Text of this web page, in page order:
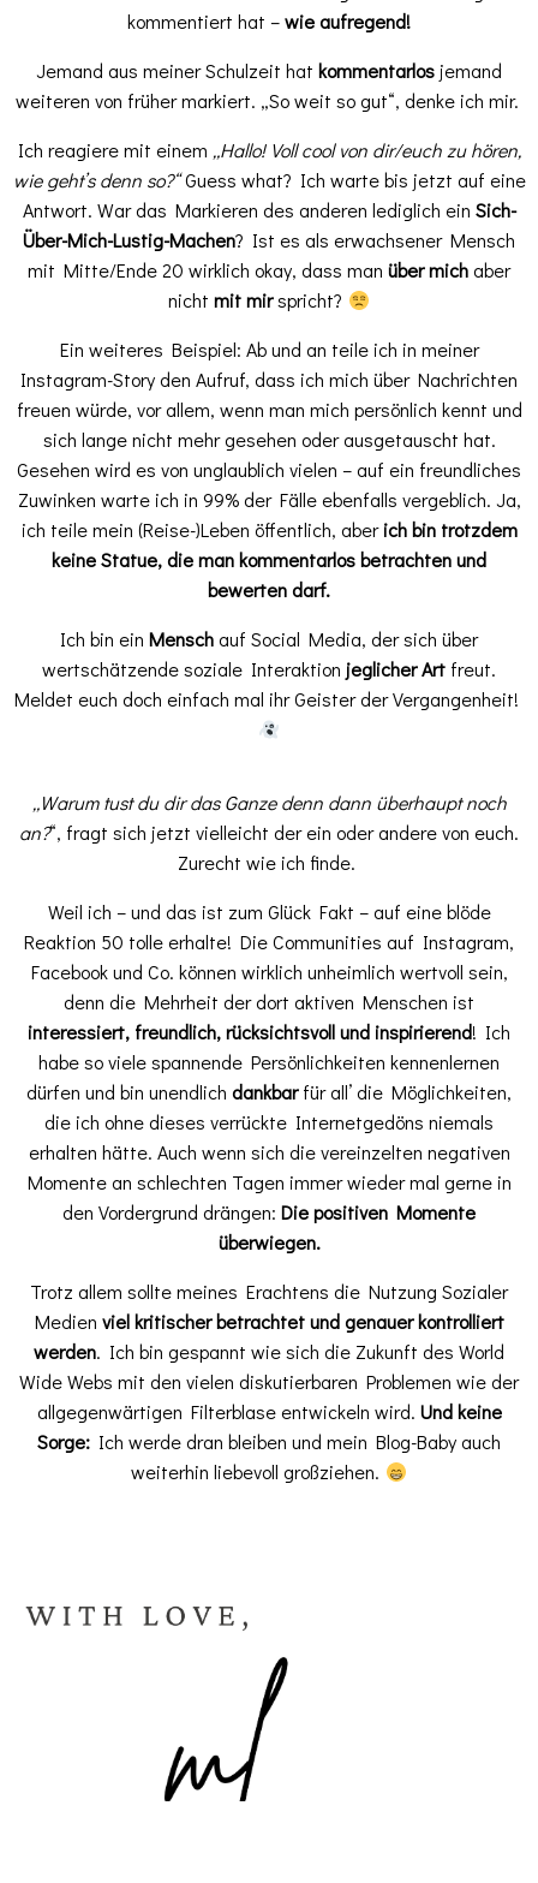
kommentiert hat –wie aufregend!
Jemand aus meiner Schulzeit hat kommentarlos jemand
weiteren von früher markiert. „So weit so gut“, denke ich mir.
Ich reagiere mit einem „Hallo! Voll cool von dir/euch zu hören,
wie geht’s denn so?“Guess what? Ich warte bis jetzt auf eine
Antwort. War das Markieren des anderen lediglich ein Sich-
Über-Mich-Lustig-Machen? Ist es als erwachsener Mensch
mit Mitte/Ende 20 wirklich okay, dass man über mich aber
nichtmit mirspricht?
Ein weiteres Beispiel: Ab und an teile ich in meiner
Instagram-Story den Aufruf, dass ich mich über Nachrichten
freuen würde, vor allem, wenn man mich persönlich kennt und
sich lange nicht mehr gesehen oder ausgetauscht hat.
Gesehen wird es von unglaublich vielen – auf ein freundliches
Zuwinken warte ich in 99% der Fälle ebenfalls vergeblich. Ja,
ich teile mein (Reise-)Leben öffentlich, aberich bin trotzdem
keine Statue, die man kommentarlos betrachten und
bewerten darf.
Ich bin ein Mensch auf Social Media, der sich über
wertschätzende soziale Interaktion jeglicher Art freut.
Meldet euch doch einfach mal ihr Geister der Vergangenheit!
„Warum tust du dir das Ganze denn dann überhaupt noch
an?“, fragt sich jetzt vielleicht der ein oder andere von euch.
Zurecht wie ich finde.
Weil ich – und das ist zum Glück Fakt – auf eine blöde
Reaktion 50 tolle erhalte! Die Communities auf Instagram,
Facebook und Co. können wirklich unheimlich wertvoll sein,
denn die Mehrheit der dort aktiven Menschen ist
interessiert, freundlich, rücksichtsvoll und inspirierend! Ich
habe so viele spannende Persönlichkeiten kennenlernen
dürfen und bin unendlich dankbarfür all’ die Möglichkeiten,
die ich ohne dieses verrückte Internetgedöns niemals
erhalten hätte. Auch wenn sich die vereinzelten negativen
Momente an schlechten Tagen immer wieder mal gerne in
den Vordergrund drängen: Die positiven Momente
überwiegen.
Trotz allem sollte meines Erachtens die Nutzung Sozialer
Medien viel kritischer betrachtet und genauer kontrolliert
werden. Ich bin gespannt wie sich die Zukunft des World
Wide Webs mit den vielen diskutierbaren Problemen wie der
allgegenwärtigen Filterblase entwickeln wird. Und keine
Sorge: Ich werde dran bleiben und mein Blog-Baby auch
weiterhin liebevoll großziehen.